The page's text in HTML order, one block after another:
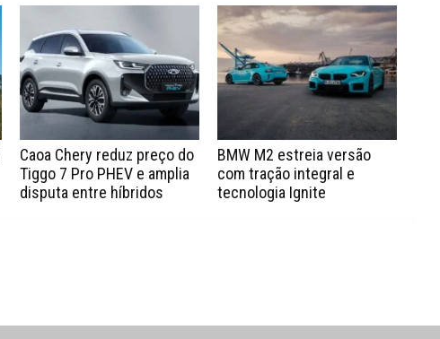
Caoa Chery reduz preço do
Tiggo 7 Pro PHEV e amplia
disputa entre híbridos
BMW M2 estreia versão
com tração integral e
tecnologia Ignite